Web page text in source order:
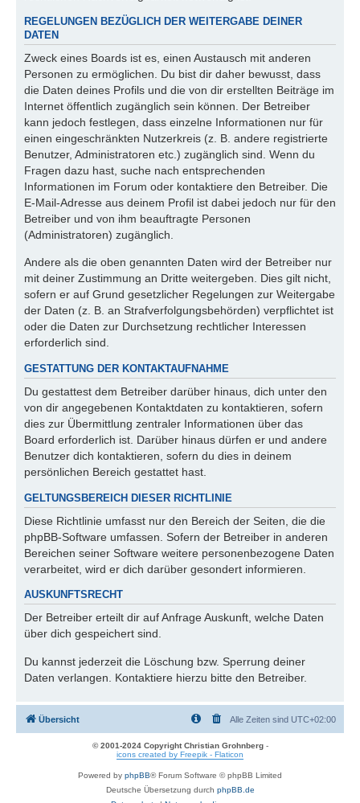
REGELUNGEN BEZÜGLICH DER WEITERGABE DEINER
DATEN
Zweck eines Boards ist es, einen Austausch mit anderen
Personen zu ermöglichen. Du bist dir daher bewusst, dass
die Daten deines Profils und die von dir erstellten Beiträge im
Internet öffentlich zugänglich sein können. Der Betreiber
kann jedoch festlegen, dass einzelne Informationen nur für
einen eingeschränkten Nutzerkreis (z. B. andere registrierte
Benutzer, Administratoren etc.) zugänglich sind. Wenn du
Fragen dazu hast, suche nach entsprechenden
Informationen im Forum oder kontaktiere den Betreiber. Die
E-Mail-Adresse aus deinem Profil ist dabei jedoch nur für den
Betreiber und von ihm beauftragte Personen
(Administratoren) zugänglich.
Andere als die oben genannten Daten wird der Betreiber nur
mit deiner Zustimmung an Dritte weitergeben. Dies gilt nicht,
sofern er auf Grund gesetzlicher Regelungen zur Weitergabe
der Daten (z. B. an Strafverfolgungsbehörden) verpflichtet ist
oder die Daten zur Durchsetzung rechtlicher Interessen
erforderlich sind.
GESTATTUNG DER KONTAKTAUFNAHME
Du gestattest dem Betreiber darüber hinaus, dich unter den
von dir angegebenen Kontaktdaten zu kontaktieren, sofern
dies zur Übermittlung zentraler Informationen über das
Board erforderlich ist. Darüber hinaus dürfen er und andere
Benutzer dich kontaktieren, sofern du dies in deinem
persönlichen Bereich gestattet hast.
GELTUNGSBEREICH DIESER RICHTLINIE
Diese Richtlinie umfasst nur den Bereich der Seiten, die die
phpBB-Software umfassen. Sofern der Betreiber in anderen
Bereichen seiner Software weitere personenbezogene Daten
verarbeitet, wird er dich darüber gesondert informieren.
AUSKUNFTSRECHT
Der Betreiber erteilt dir auf Anfrage Auskunft, welche Daten
über dich gespeichert sind.
Du kannst jederzeit die Löschung bzw. Sperrung deiner
Daten verlangen. Kontaktiere hierzu bitte den Betreiber.
Übersicht Alle Zeiten sind UTC+02:00
© 2001-2024 Copyright Christian Grohnberg-
icons created by Freepik - Flaticon
Powered by phpBB® Forum Software © phpBB Limited
Deutsche Übersetzung durch phpBB.de